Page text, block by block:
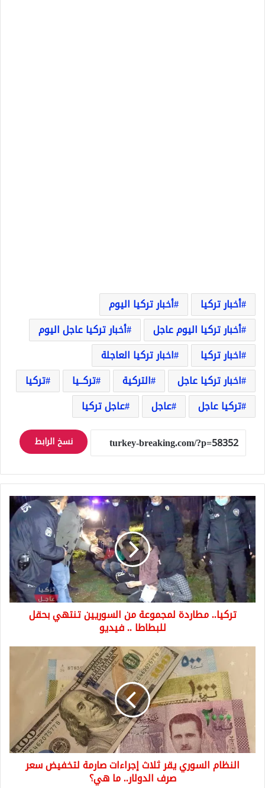
أخبار تركيا
أخبار تركيا اليوم
أخبار تركيا اليوم عاجل
أخبار تركيا عاجل اليوم
اخبار تركيا
اخبار تركيا العاجلة
اخبار تركيا عاجل
التركية تركــيا
تركيا
تركيا عاجل
عاجل عاجل تركيا
نسخ الرابط
تركيا..
مطاردة
لمجموعة
من
السوريين
تنتهي
بحقل
للبطاطا
..
تركيا.. مطاردة لمجموعة من السوريين تنتهي بحقل
للبطاطا .. فيديو
السوري
يقر
إجراءات
صارمة
لتخفيض
سعر
صرف
الدولار..النظام السوري يقر ثلاث إجراءات صارمة لتخفيض سعر
صرف الدولار.. ما هي؟